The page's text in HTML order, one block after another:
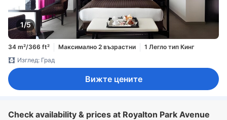
1/5
34 m²/366 ft² Максимално 2 възрастни
1 Легло тип Кинг
Изглед: Град
Вижте цените
Check availability & prices at Royalton Park Avenue